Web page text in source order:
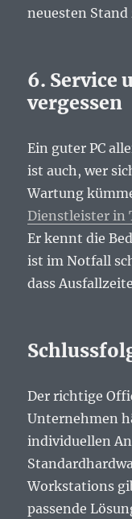
neuesten Stand
6. Service
vergessen
Ein guter PC
ist auch, wer
Wartung
Dienstleister in
Er kennt die
ist im Notfall
dass
Der richtige
Unternehmen
individuellen
Workstations
passende